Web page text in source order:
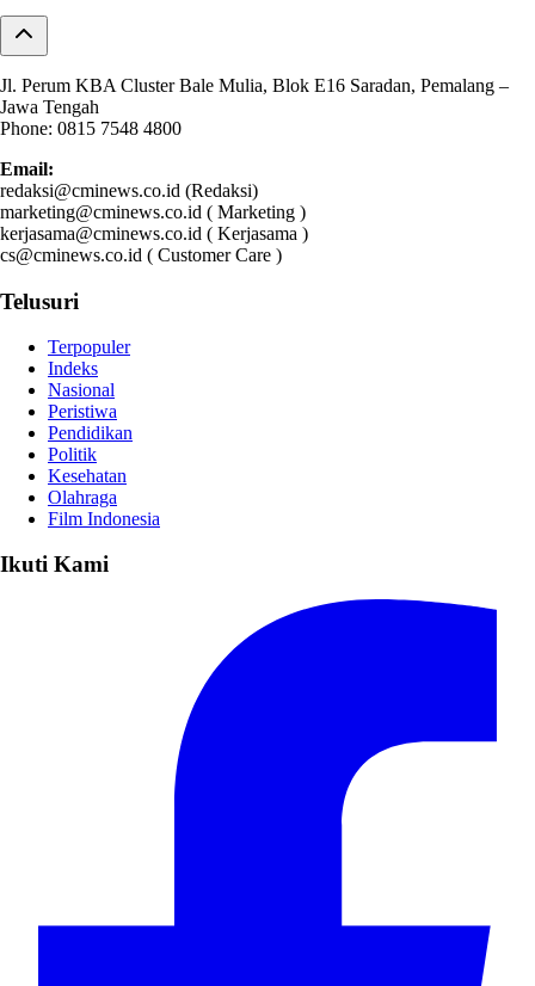
Jl. Perum KBA Cluster Bale Mulia, Blok E16 Saradan, Pemalang –
Jawa Tengah
Phone: 0815 7548 4800
Email:
redaksi@cminews.co.id (Redaksi)
marketing@cminews.co.id ( Marketing )
kerjasama@cminews.co.id ( Kerjasama )
cs@cminews.co.id ( Customer Care )
Telusuri
Terpopuler
Indeks
Nasional
Peristiwa
Pendidikan
Politik
Kesehatan
Olahraga
Film Indonesia
Ikuti Kami